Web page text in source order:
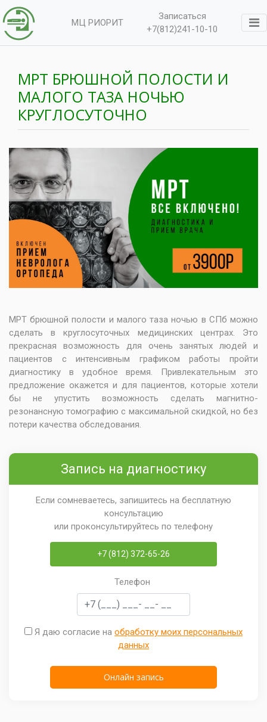
МЦ РИОРИТ
Записаться
+7(812)241-10-10
МРТ БРЮШНОЙ ПОЛОСТИ И
МАЛОГО ТАЗА НОЧЬЮ
КРУГЛОСУТОЧНО
МРТ брюшной полости и малого таза ночью в СПб можно
сделать в круглосуточных медицинских центрах. Это
прекрасная возможность для очень занятых людей и
пациентов с интенсивным графиком работы пройти
диагностику в удобное время. Привлекательным это
предложение окажется и для пациентов, которые хотели
бы не упустить возможность сделать магнитно-
резонансную томографию с максимальной скидкой, но без
потери качества обследования.
Запись на диагностику
Если сомневаетесь, запишитесь на бесплатную
консультацию
или проконсультируйтесь по телефону
+7 (812) 372-65-26
Телефон
Я даю согласие на обработку моих персональных
данных